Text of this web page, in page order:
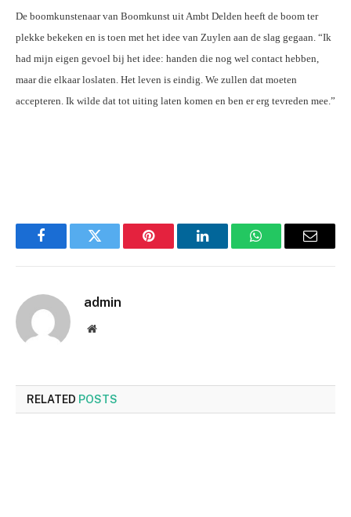
De boomkunstenaar van Boomkunst uit Ambt Delden heeft de boom ter
plekke bekeken en is toen met het idee van Zuylen aan de slag gegaan. “Ik
had mijn eigen gevoel bij het idee: handen die nog wel contact hebben,
maar die elkaar loslaten. Het leven is eindig. We zullen dat moeten
accepteren. Ik wilde dat tot uiting laten komen en ben er erg tevreden mee.”
FacebookTwitter Pinterest LinkedInWhatsAppEmail
admin
Website
RELATED POSTS